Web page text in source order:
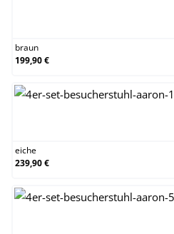
braun
199,90 €
eiche
239,90 €